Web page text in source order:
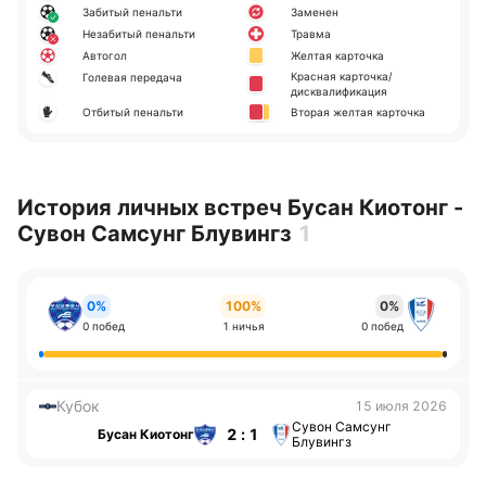
Забитый пенальти
Незабитый пенальти
Автогол
Голевая передача
Отбитый пенальти
Заменен
Травма
Желтая карточка
Красная карточка/
дисквалификация
Вторая желтая карточка
История личных встреч Бусан Киотонг -
Сувон Самсунг Блувингз 1
0%
0 побед
100%
1 ничья
0%
0 побед
Кубок
15 июля 2026
Бусан Киотонг
2 : 1
Сувон Самсунг
Блувингз